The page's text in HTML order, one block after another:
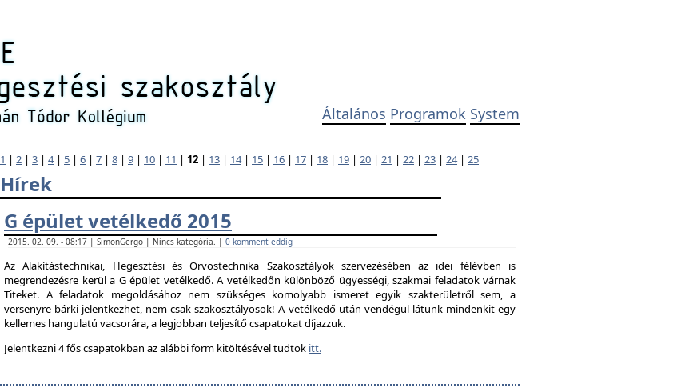
Általános Programok System
1 | 2 | 3 | 4| 5 | 6 | 7 | 8 | 9 | 10 | 11 | 12 | 13 | 14| 15 | 16 | 17 | 18 | 19 | 20 | 21 | 22 | 23 | 24| 25
Hírek
G épület vetélkedő 2015
2015. 02. 09. - 08:17 | SimonGergo | Nincs kategória. | 0 komment eddig
Az Alakítástechnikai, Hegesztési és Orvostechnika Szakosztályok szervezésében az idei félévben is
megrendezésre kerül a G épület vetélkedő. A vetélkedőn különböző ügyességi, szakmai feladatok várnak
Titeket. A feladatok megoldásához nem szükséges komolyabb ismeret egyik szakterületről sem, a
versenyre bárki jelentkezhet, nem csak szakosztályosok! A vetélkedő után vendégül látunk mindenkit egy
kellemes hangulatú vacsorára, a legjobban teljesítő csapatokat díjazzuk.
Jelentkezni 4 fős csapatokban az alábbi form kitöltésével tudtok itt.